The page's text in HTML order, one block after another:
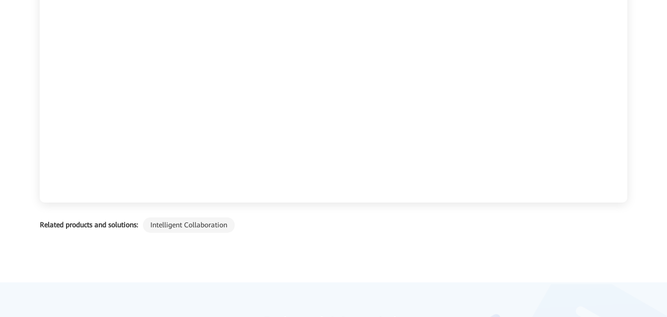
Related products and solutions: Intelligent Collaboration